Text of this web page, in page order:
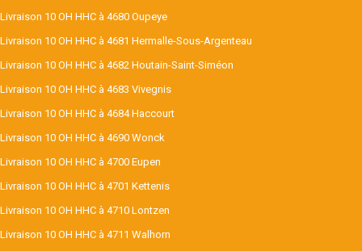
Livraison 10 OH HHC à 4680 Oupeye
Livraison 10 OH HHC à 4681 Hermalle-Sous-Argenteau
Livraison 10 OH HHC à 4682 Houtain-Saint-Siméon
Livraison 10 OH HHC à 4683 Vivegnis
Livraison 10 OH HHC à 4684 Haccourt
Livraison 10 OH HHC à 4690 Wonck
Livraison 10 OH HHC à 4700 Eupen
Livraison 10 OH HHC à 4701 Kettenis
Livraison 10 OH HHC à 4710 Lontzen
Livraison 10 OH HHC à 4711 Walhorn